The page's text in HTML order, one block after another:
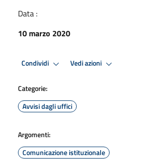
Data :
10 marzo 2020
Condividi Vedi azioni
Categorie:
Avvisi dagli uffici
Argomenti:
Comunicazione istituzionale